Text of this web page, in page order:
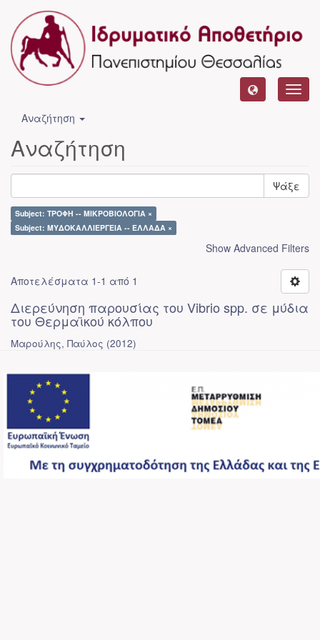
Αναζήτηση
Αναζήτηση
Ψάξε
Subject: ΤΡΟΦΗ -- ΜΙΚΡΟΒΙΟΛΟΓΙΑ ×
Subject: ΜΥΔΟΚΑΛΛΙΕΡΓΕΙΑ -- ΕΛΛΑΔΑ ×
Show Advanced Filters
Αποτελέσματα 1-1 από 1
Διερεύνηση παρουσίας του Vibrio spp. σε μύδια
του Θερμαϊκού κόλπου
Μαρούλης, Παύλος (2012)